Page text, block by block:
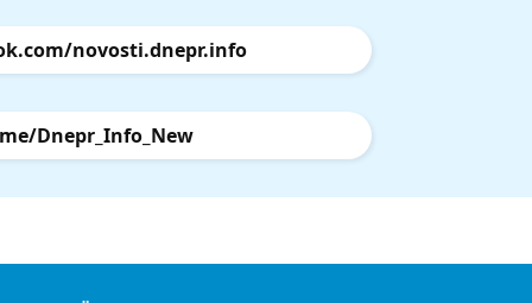
novosti.dnepr.info
Dnepr_Info_New